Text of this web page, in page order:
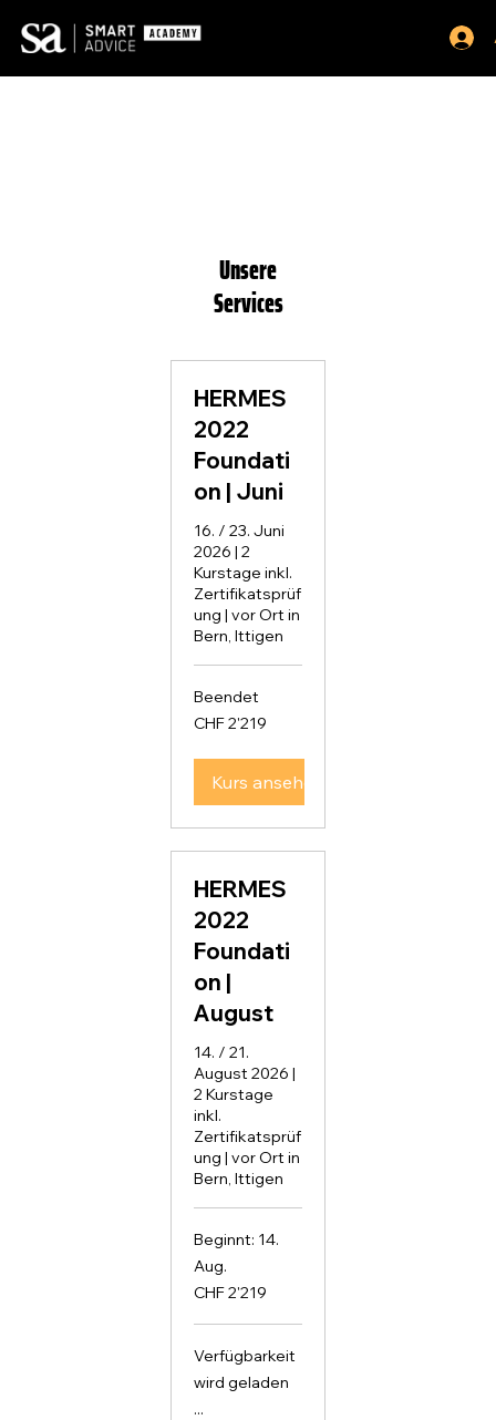
Unsere
Services
HERMES
2022
Foundati
on | Juni
16. / 23. Juni
2026 | 2
Kurstage inkl.
Zertifikatsprüf
ung | vor Ort in
Bern, Ittigen
Beendet
2'219
Schweizer
CHF 2'219
Kurs ansehen
HERMES
2022
Foundati
on |
August
14. / 21.
August 2026 |
2 Kurstage
inkl.
Zertifikatsprüf
ung | vor Ort in
Bern, Ittigen
Beginnt: 14.
Aug.
2'219
Schweizer
CHF 2'219
Verfügbarkeit
wird geladen
...